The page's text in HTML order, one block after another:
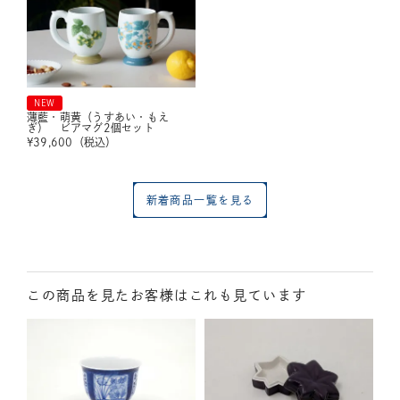
NEW
薄藍・萌黄（うすあい・もえ
ぎ） ビアマグ2個セット
¥39,600 （税込）
新着商品一覧を見る
この商品を見たお客様はこれも見ています